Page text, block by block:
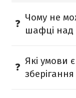
Чому не
шафці
Які умови
зберігання